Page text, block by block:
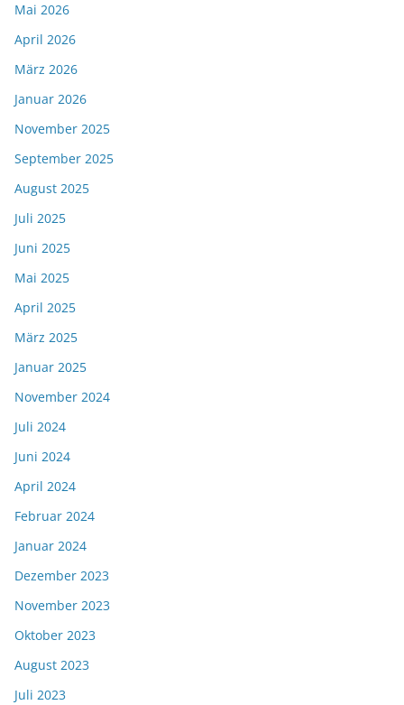
Mai 2026
April 2026
März 2026
Januar 2026
November 2025
September 2025
August 2025
Juli 2025
Juni 2025
Mai 2025
April 2025
März 2025
Januar 2025
November 2024
Juli 2024
Juni 2024
April 2024
Februar 2024
Januar 2024
Dezember 2023
November 2023
Oktober 2023
August 2023
Juli 2023